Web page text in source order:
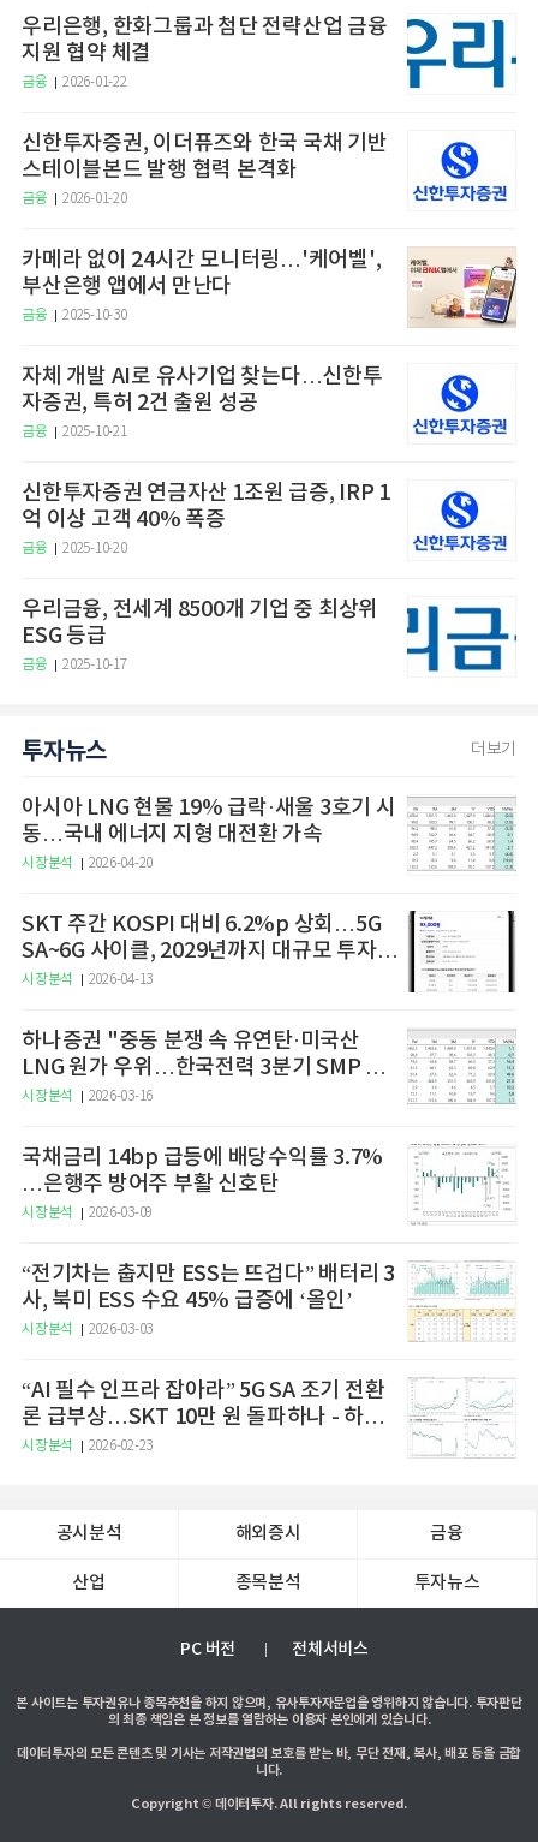
우리은행, 한화그룹과 첨단 전략산업 금융
지원 협약 체결
금융 2026-01-22
신한투자증권, 이더퓨즈와 한국 국채 기반
스테이블본드 발행 협력 본격화
금융 2026-01-20
카메라 없이 24시간 모니터링…'케어벨',
부산은행 앱에서 만난다
금융 2025-10-30
자체 개발 AI로 유사기업 찾는다…신한투
자증권, 특허 2건 출원 성공
금융 2025-10-21
신한투자증권 연금자산 1조원 급증, IRP 1
억 이상 고객 40% 폭증
금융 2025-10-20
우리금융, 전세계 8500개 기업 중 최상위
ESG 등급
금융 2025-10-17
투자뉴스 더보기
아시아 LNG 현물 19% 급락·새울 3호기 시
동…국내 에너지 지형 대전환 가속
시장분석 2026-04-20
SKT 주간 KOSPI 대비 6.2%p 상회…5G
SA~6G 사이클, 2029년까지 대규모 투자
예고
시장분석 2026-04-13
하나증권 "중동 분쟁 속 유연탄·미국산
LNG 원가 우위…한국전력 3분기 SMP 상
승 전망"
시장분석 2026-03-16
국채금리 14bp 급등에 배당수익률 3.7%
…은행주 방어주 부활 신호탄
시장분석 2026-03-09
“전기차는 춥지만 ESS는 뜨겁다” 배터리 3
사, 북미 ESS 수요 45% 급증에 ‘올인’
시장분석 2026-03-03
“AI 필수 인프라 잡아라” 5G SA 조기 전환
론 급부상…SKT 10만 원 돌파하나 - 하나
증권
시장분석 2026-02-23
공시분석 해외증시 금융
산업 종목분석 투자뉴스
PC 버전 전체서비스
본 사이트는 투자권유나 종목추천을 하지 않으며, 유사투자자문업을 영위하지 않습니다. 투자판단
의 최종 책임은 본 정보를 열람하는 이용자 본인에게 있습니다.
데이터투자의 모든 콘텐츠 및 기사는 저작권법의 보호를 받는 바, 무단 전재, 복사, 배포 등을 금합
니다.
Copyright © 데이터투자. All rights reserved.